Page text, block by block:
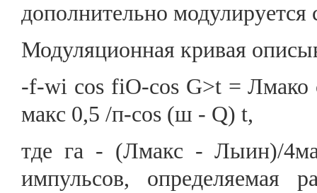
дополнительно модулируется
Модуляционная кривая
-f-wi cos fiO-cos G>t =
макс 0,5 /п-cos (ш - Q) t,
тде га - (Лмакс - Лыин)/
импульсов, определяемая